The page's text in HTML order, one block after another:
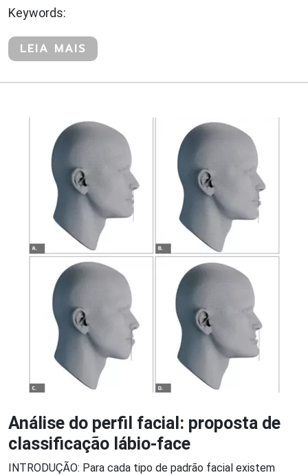
Keywords:
LEIA MAIS
Análise do perfil facial: proposta de
classificação lábio-face
INTRODUÇÃO: Para cada tipo de padrão facial existem